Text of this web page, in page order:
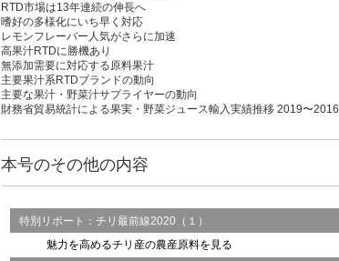
RTD市場は13年連続の伸長へ
嗜好の多様化にいち早く対応
レモンフレーバー人気がさらに加速
高果汁RTDに勝機あり
無添加需要に対応する原料果汁
主要果汁系RTDブランドの動向
主要な果汁・野菜汁サプライヤーの動向
財務省貿易統計による果実・野菜ジュース輸入実績推移 2019〜
本号のその他の内容
特別リポート：チリ最前線2020（１）
魅力を高めるチリ産の農産原料を見る